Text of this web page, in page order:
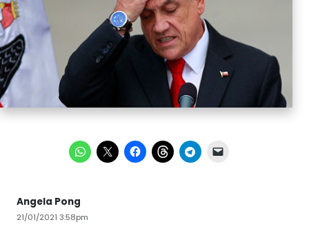
Angela Pong
21/01/2021 3:58pm